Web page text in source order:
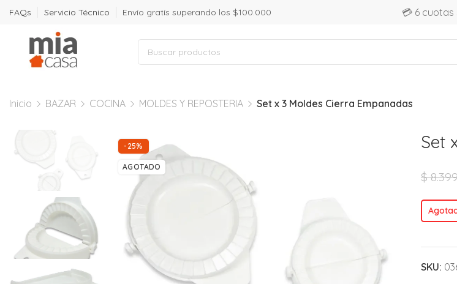
FAQs Servicio Técnico Envío gratís superando los $100.000 💳 6 cuotas
Inicio BAZAR COCINA MOLDES Y REPOSTERIA Set x 3 Moldes Cierra Empanadas
-25%
AGOTADO
Set
$
SKU: